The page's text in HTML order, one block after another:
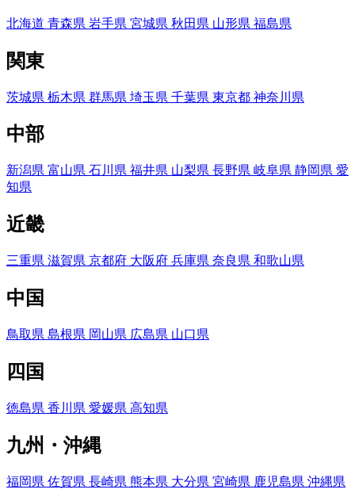
北海道 青森県 岩手県 宮城県 秋田県 山形県 福島県
関東
茨城県 栃木県 群馬県 埼玉県 千葉県 東京都 神奈川県
中部
新潟県 富山県 石川県 福井県 山梨県 長野県 岐阜県 静岡県 愛
知県
近畿
三重県 滋賀県 京都府 大阪府 兵庫県 奈良県 和歌山県
中国
鳥取県 島根県 岡山県 広島県 山口県
四国
徳島県 香川県 愛媛県 高知県
九州・沖縄
福岡県 佐賀県 長崎県 熊本県 大分県 宮崎県 鹿児島県 沖縄県